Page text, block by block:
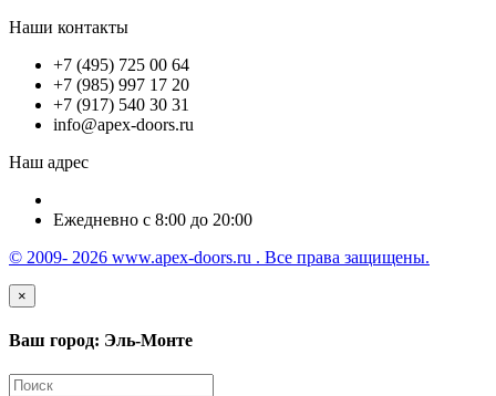
Наши контакты
+7 (495) 725 00 64
+7 (985) 997 17 20
+7 (917) 540 30 31
info@apex-doors.ru
Наш адрес
Ежедневно с 8:00 до 20:00
© 2009- 2026 www.apex-doors.ru . Все права защищены.
×
Ваш город: Эль-Монте